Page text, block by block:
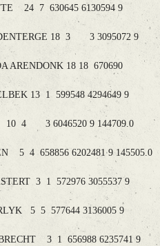
24 7 630645 6130594 9
18 3 3 3095072 9
ARENDONK 18 18 670690
13 1 599548 4294649 9
4 3 6046520 9 144709.0
4 658856 6202481 9 145505.0
3 1 572976 3055537 9
5 5 577644 3136005 9
3 1 656988 6235741 9